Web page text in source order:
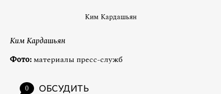
Ким Кардашьян
Ким Кардашьян
Фото:материалы пресс-служб
0 ОБСУДИТЬ